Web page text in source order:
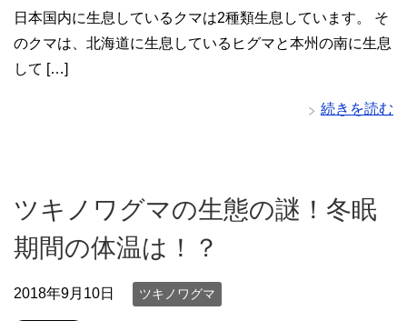
日本国内に生息しているクマは2種類生息しています。 そ
のクマは、北海道に生息しているヒグマと本州の南に生息
して […]
続きを読む
ツキノワグマの生態の謎！冬眠
期間の体温は！？
2018年9月10日 ツキノワグマ